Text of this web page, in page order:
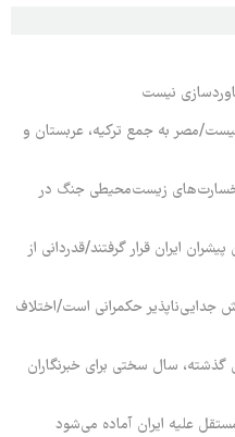
نیست
مصر به جمع ترکیه، عربستان و
زیست‌محیطی جنگ در
ایران قرار گرفتند/قدردانی از
جدایی‌ناپذیر حکمرانی است/اختلاف
سال سختی برای خبرنگاران
علیه ایران آماده می‌شود